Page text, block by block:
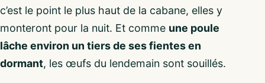
c’est le point le plus haut de la cabane, elles y
monteront pour la nuit. Et comme une poule
lâche environ un tiers de ses fientes en
dormant, les œufs du lendemain sont souillés.